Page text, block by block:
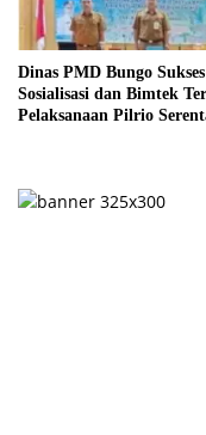
Dinas PMD Bungo
Sosialisasi dan Bimtek
Pelaksanaan Pilrio